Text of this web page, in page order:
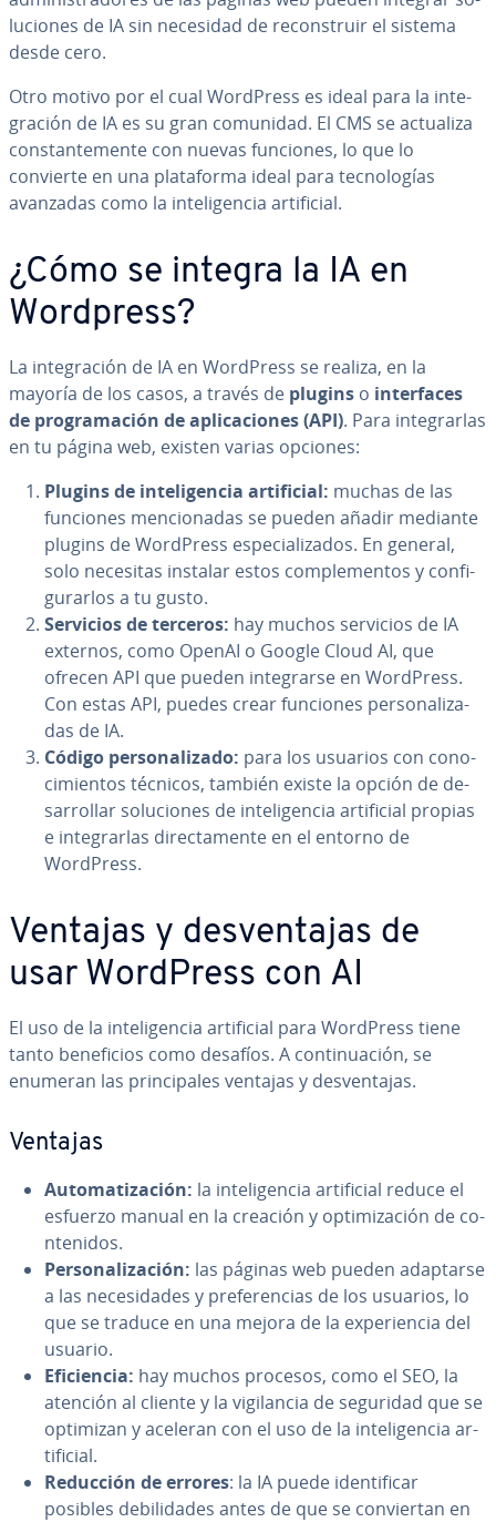
lu­cio­nes de IA sin necesidad de re­co­n­s­truir el sistema
desde cero.
Otro motivo por el cual WordPress es ideal para la in­te­
gra­ción de IA es su gran comunidad. El CMS se actualiza
co­n­s­ta­n­te­me­n­te con nuevas funciones, lo que lo
convierte en una pla­ta­fo­r­ma ideal para te­c­no­lo­gías
avanzadas como la in­te­li­ge­n­cia ar­ti­fi­cial.
¿Cómo se integra la IA en
Wordpress?
La in­te­gra­ción de IA en WordPress se realiza, en la
mayoría de los casos, a través de plugins o in­te­r­fa­ces
de pro­gra­ma­ción de apli­ca­cio­nes (API). Para in­te­grar­las
en tu página web, existen varias opciones:
Plugins de in­te­li­ge­n­cia ar­ti­fi­cial: muchas de las
funciones me­n­cio­na­das se pueden añadir mediante
plugins de WordPress es­pe­cia­li­za­dos. En general,
solo necesitas instalar estos co­m­ple­me­n­tos y co­n­fi­
gu­rar­los a tu gusto.
Servicios de terceros: hay muchos servicios de IA
externos, como OpenAI o Google Cloud AI, que
ofrecen API que pueden in­te­grar­se en WordPress.
Con estas API, puedes crear funciones pe­r­so­na­li­za­
das de IA.
Código pe­r­so­na­li­za­do: para los usuarios con co­no­
ci­mie­n­tos técnicos, también existe la opción de de­
sa­rro­llar so­lu­cio­nes de in­te­li­ge­n­cia ar­ti­fi­cial propias
e in­te­grar­las di­re­c­ta­me­n­te en el entorno de
WordPress.
Ventajas y de­s­ve­n­ta­jas de
usar WordPress con AI
El uso de la in­te­li­ge­n­cia ar­ti­fi­cial para WordPress tiene
tanto be­ne­fi­cios como desafíos. A co­n­ti­nua­ción, se
enumeran las pri­n­ci­pa­les ventajas y de­s­ve­n­ta­jas.
Ventajas
Au­to­ma­ti­za­ción: la in­te­li­ge­n­cia ar­ti­fi­cial reduce el
esfuerzo manual en la creación y op­ti­mi­za­ción de co­
n­te­ni­dos.
Pe­r­so­na­li­za­ción: las páginas web pueden adaptarse
a las ne­ce­si­da­des y pre­fe­re­n­cias de los usuarios, lo
que se traduce en una mejora de la ex­pe­rie­n­cia del
usuario.
Efi­cie­n­cia: hay muchos procesos, como el SEO, la
atención al cliente y la vi­gi­la­n­cia de seguridad que se
optimizan y aceleran con el uso de la in­te­li­ge­n­cia ar­
ti­fi­cial.
Reducción de errores: la IA puede ide­n­ti­fi­car
posibles de­bi­li­da­des antes de que se co­n­vie­r­tan en